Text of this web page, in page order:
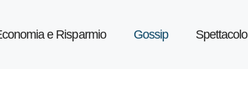
e Risparmio Gossip Spettacolo